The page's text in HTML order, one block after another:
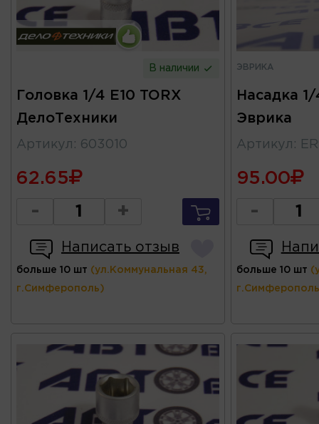
В наличии
Головка 1/4 E10 TORX
ДелоТехники
Артикул : 603010
62.65
- +
Написать отзыв
больше 10 шт (ул.Коммунальная 43,
г.Симферополь)
ЭВРИКА
Насадка
Эврика
Артикул :
95.00
-
больше 10 шт